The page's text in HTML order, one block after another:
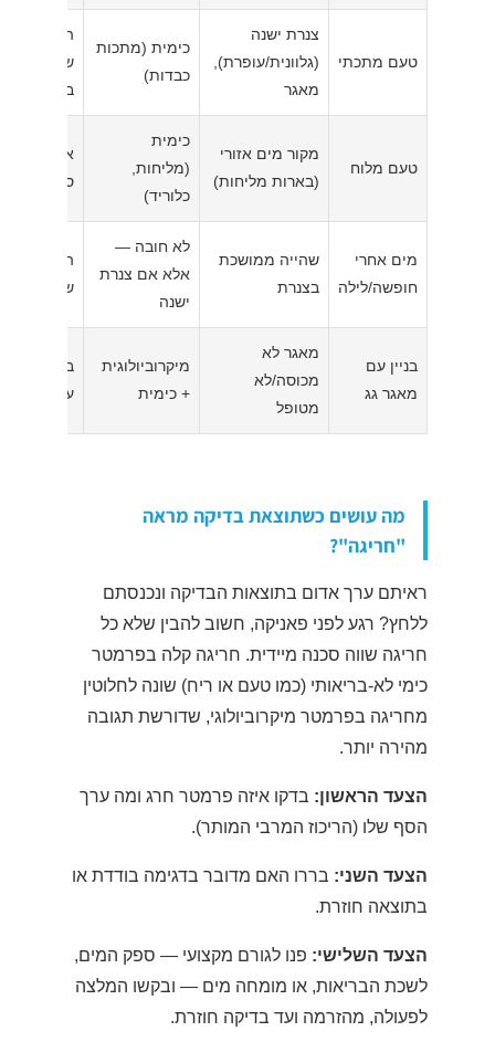
טעם מתכתי
צנרת ישנה
(גלוונית/עופרת),
מאגר
כימית (מתכות
כבדות)
הזרמה
שימוש בקו
בלבד
טעם מלוח
מקור מים אזורי
(בארות מליחות)
כימית
(מליחות,
כלוריד)
אין פתרון
סינון
מים אחרי
חופשה/לילה
שהייה ממושכת
בצנרת
לא חובה —
אלא אם צנרת
ישנה
שניות
בניין עם
מאגר גג
מאגר לא
מכוסה/לא
מטופל
מיקרוביולוגית
+ כימית
בירור עם
על
מה עושים כשתוצאת בדיקה מראה
"חריגה"?
ראיתם ערך אדום בתוצאות הבדיקה ונכנסתם
ללחץ? רגע לפני פאניקה, חשוב להבין שלא כל
חריגה שווה סכנה מיידית. חריגה קלה בפרמטר
כימי לא-בריאותי (כמו טעם או ריח) שונה לחלוטין
מחריגה בפרמטר מיקרוביולוגי, שדורשת תגובה
מהירה יותר.
הצעד הראשון: בדקו איזה פרמטר חרג ומה ערך
הסף שלו (הריכוז המרבי המותר).
הצעד השני: בררו האם מדובר בדגימה בודדת או
בתוצאה חוזרת.
הצעד השלישי: פנו לגורם מקצועי — ספק המים,
לשכת הבריאות, או מומחה מים — ובקשו המלצה
לפעולה, מהזרמה ועד בדיקה חוזרת.